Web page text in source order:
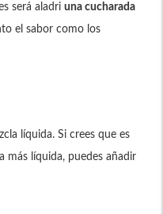
será aladri una cucharada
el sabor como los
líquida. Si crees que es
más líquida, puedes añadir